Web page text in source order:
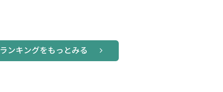
ランキングをもっとみる